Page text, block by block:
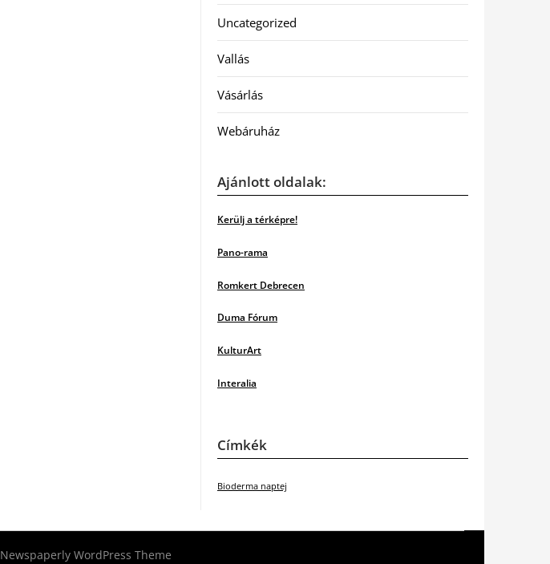
Uncategorized
Vallás
Vásárlás
Webáruház
Ajánlott oldalak:
Kerülj a térképre!
Pano-rama
Romkert Debrecen
Duma Fórum
KulturArt
Interalia
Címkék
Bioderma naptej
Newspaperly WordPress Theme